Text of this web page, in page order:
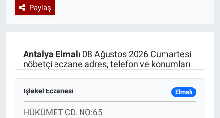
Paylaş
Antalya Elmalı 08 Ağustos 2026 Cumartesi
nöbetçi eczane adres, telefon ve konumları
Işlekel Eczanesi Elmalı
HÜKÜMET CD. NO:65
Özel Haberler
Dünya
Özel Haberler
Kadın
Haber Arşivi